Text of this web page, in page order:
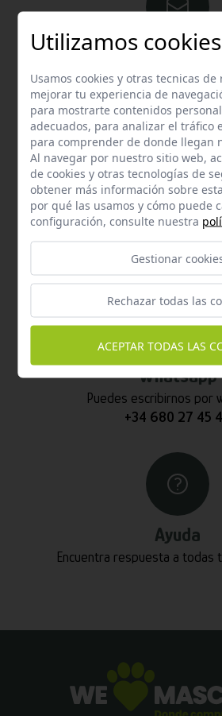
Contacta con nosotros
Teléfono
587 870
Whatsapp
Puedes escribirnos por
+34 680 27 45
Ayuda
Encuentra respuesta a todas
Utilizamos cookies
Usamos cookies y otras tecnicas de
mejorar tu experiencia de
para mostrarte contenidos
adecuados, para analizar el tráfico
para comprender de donde llegan
Al navegar por nuestro sitio web,
de cookies y otras tecnologías de
obtener más información sobre
por qué las usamos y cómo puede
configuración, consulte nuestra
Gestionar
Rechazar todas las
ACEPTAR TODAS LAS